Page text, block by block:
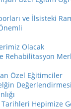
ve İlsisteki
Olacak
Rehabilitasyon
Özel Eğitimciler
Değerlendirmesi
Hepimize